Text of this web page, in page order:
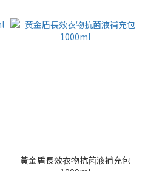
黃金盾長效衣物抗菌液補充包